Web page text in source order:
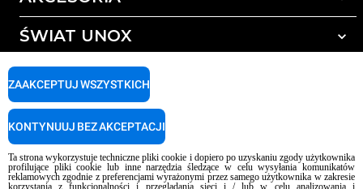
Wszystkie akcesoria
Detergenty do ręcznego mycia
Uzdatnianie wody z filtrem żywicznym
Uzdatnianie wody metodą odwróconej osmozy
ŚWIAT UNOX
LOKALIZATOR CENTRÓW SERWISOWYCH
AI Content Disclaimer
Privacy policy Cookie policy
Ta strona wykorzystuje techniczne pliki cookie i dopiero po uzyskaniu zgody użytkownika
profilujące pliki cookie lub inne narzędzia śledzące w celu wysyłania komunikatów
reklamowych zgodnie z preferencjami wyrażonymi przez samego użytkownika w zakresie
korzystania z funkcjonalności i przeglądania sieci i / lub w celu analizowania i
ZAAKCEPTUJ WSZYSTKICH
KONTYNUUJ BEZ AKCEPTACJI